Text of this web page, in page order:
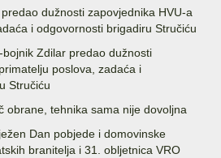
dužnosti zapovjednika HVU-a
i odgovornosti brigadiru Stručiću
Zdilar predao dužnosti
poslova, zadaća i
Stručiću
obrane, tehnika sama nije dovoljna
Dan pobjede i domovinske
branitelja i 31. obljetnica VRO